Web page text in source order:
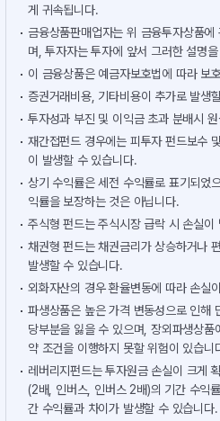
게 귀속됩니다.
금융상품판매업자는 위 금융투자상품
며, 투자자는 투자에 앞서 그러한 설명
이 금융상품은 예금자보호법에 따라 보
증권거래비용, 기타비용이 추가로 발생
투자성과 부진 및 이익금 초과 분배시
재간접펀드 경우에는 피투자 펀드보수
이 발생할 수 있습니다.
상기 수익률은 세전 수익률로 표기되었
익률을 보장하는 것은 아닙니다.
주식형 펀드는 주식시장 급락 시 손실이
채권형 펀드는 채권금리가 상승하거나
발생할 수 있습니다.
외화자산의 경우 환율변동에 따라 손실
파생상품은 높은 가격 변동성으로 인해
당부분을 잃을 수 있으며, 장외파생상품
약 조건을 이행하지 못할 위험이 있습니
레버리지펀드는 투자원금 손실이 크게
(2배, 인버스, 인버스 2배)의 기간 수익
간 수익률과 차이가 발생할 수 있습니다.